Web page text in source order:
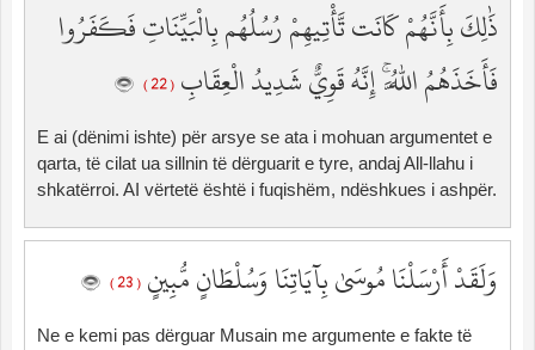
ذَٰلِكَ بِأَنَّهُمْ كَانَت تَّأْتِيهِمْ رُسُلُهُم بِالْبَيِّنَاتِ فَكَفَرُوا
فَأَخَذَهُمُ اللَّهُ ۚ إِنَّهُ قَوِيٌّ شَدِيدُ الْعِقَابِ ( 22 )
E ai (dënimi ishte) për arsye se ata i mohuan argumentet e
qarta, të cilat ua sillnin të dërguarit e tyre, andaj All-llahu i
shkatërroi. AI vërtetë është i fuqishëm, ndëshkues i ashpër.
وَلَقَدْ أَرْسَلْنَا مُوسَىٰ بِآيَاتِنَا وَسُلْطَانٍ مُّبِينٍ ( 23 )
Ne e kemi pas dërguar Musain me argumente e fakte të